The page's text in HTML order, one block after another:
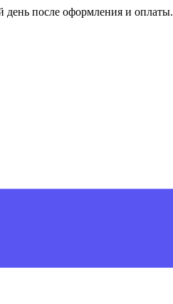
день после оформления и оплаты.